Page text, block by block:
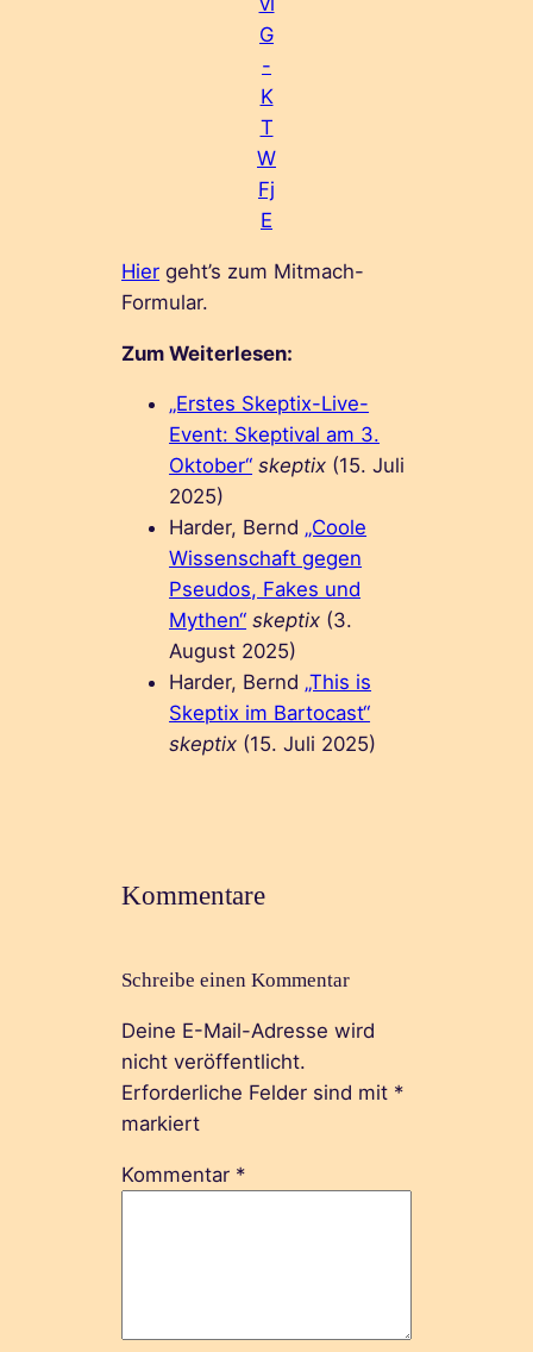
G
-
K
T
W
Fj
E
Hier geht’s zum Mitmach-
Formular.
Zum Weiterlesen:
„Erstes Skeptix-Live-
Event: Skeptival am 3.
Oktober“ skeptix (15. Juli
2025)
Harder, Bernd „Coole
Wissenschaft gegen
Pseudos, Fakes und
Mythen“ skeptix (3.
August 2025)
Harder, Bernd „This is
Skeptix im Bartocast“
skeptix (15. Juli 2025)
Kommentare
Schreibe einen Kommentar
Deine E-Mail-Adresse wird
nicht veröffentlicht.
Erforderliche Felder sind mit *
markiert
Kommentar *